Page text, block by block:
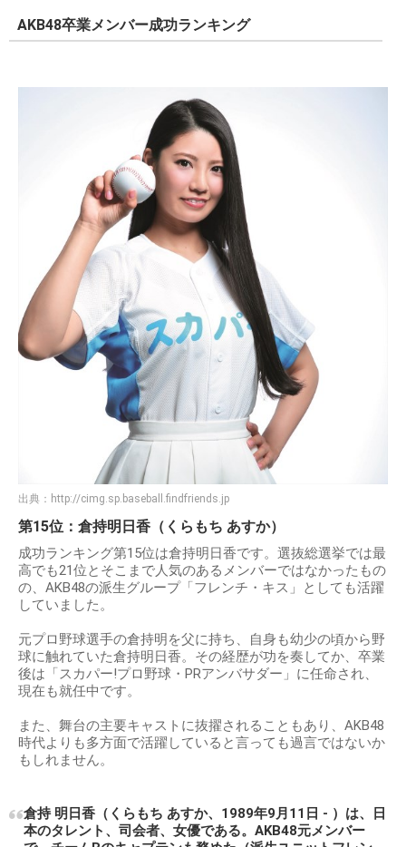
AKB48卒業メンバー成功ランキング
出典： http://cimg.sp.baseball.findfriends.jp
第15位：倉持明日香（くらもち あすか）
成功ランキング第15位は倉持明日香です。選抜総選挙では最
高でも21位とそこまで人気のあるメンバーではなかったもの
の、AKB48の派生グループ「フレンチ・キス」としても活躍
していました。
元プロ野球選手の倉持明を父に持ち、自身も幼少の頃から野
球に触れていた倉持明日香。その経歴が功を奏してか、卒業
後は「スカパー!プロ野球・PRアンバサダー」に任命され、
現在も就任中です。
また、舞台の主要キャストに抜擢されることもあり、AKB48
時代よりも多方面で活躍していると言っても過言ではないか
もしれません。
倉持 明日香（くらもち あすか、1989年9月11日 - ）は、日
本のタレント、司会者、女優である。AKB48元メンバー